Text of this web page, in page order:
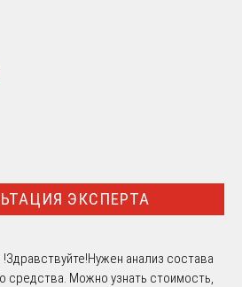
ЭКСПЕРТА
Здравствуйте!Нужен анализ состава
средства. Можно узнать стоимость,